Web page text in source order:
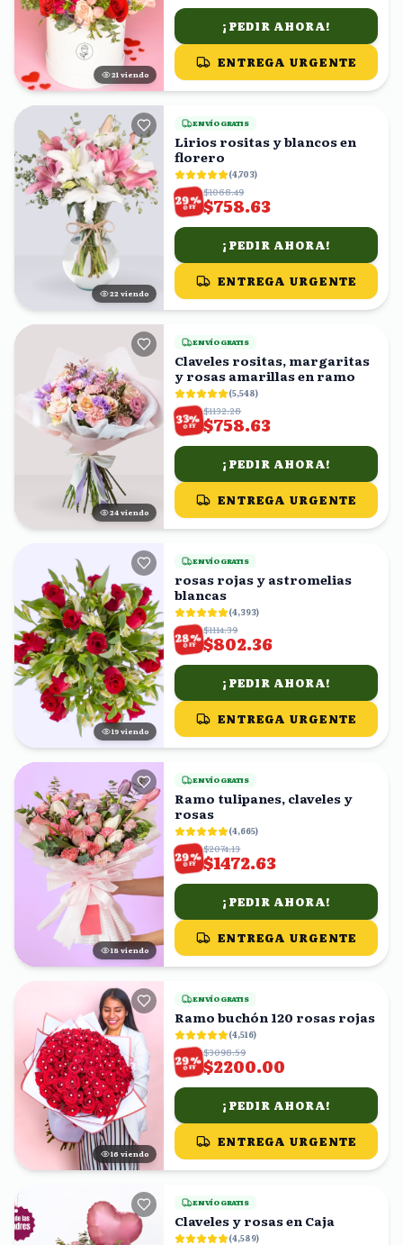
21 viendo
¡PEDIR AHORA!
ENTREGA URGENTE
22 viendo
ENVÍO GRATIS
Lirios rositas y blancos en
florero
(4,703)
29%
OFF
$1068.49
$758.63
¡PEDIR AHORA!
ENTREGA URGENTE
24 viendo
ENVÍO GRATIS
Claveles rositas, margaritas
y rosas amarillas en ramo
(5,548)
33%
OFF
$1132.28
$758.63
¡PEDIR AHORA!
ENTREGA URGENTE
19 viendo
ENVÍO GRATIS
rosas rojas y astromelias
blancas
(4,393)
28%
OFF
$1114.39
$802.36
¡PEDIR AHORA!
ENTREGA URGENTE
18viendo
ENVÍO GRATIS
Ramo tulipanes, claveles y
rosas
(4,665)
29%
OFF
$2074.13
$1472.63
¡PEDIR AHORA!
ENTREGA URGENTE
16 viendo
ENVÍO GRATIS
Ramo buchón 120 rosas rojas
(4,516)
29%
OFF
$3098.59
$2200.00
¡PEDIR AHORA!
ENTREGA URGENTE
ENVÍO GRATIS
Claveles y rosas en Caja
(4,589)